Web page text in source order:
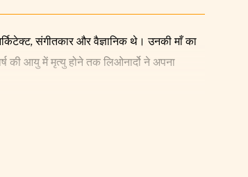
संगीतकार और वैज्ञानिक थे। उनकी माँ का
की आयु में मृत्यु होने तक लिओनार्दो ने अपना